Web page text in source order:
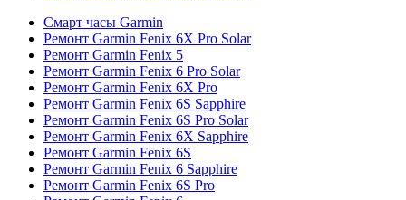
Смарт часы Garmin
Ремонт Garmin Fenix 6X Pro Solar
Ремонт Garmin Fenix 5
Ремонт Garmin Fenix 6 Pro Solar
Ремонт Garmin Fenix 6X Pro
Ремонт Garmin Fenix 6S Sapphire
Ремонт Garmin Fenix 6S Pro Solar
Ремонт Garmin Fenix 6X Sapphire
Ремонт Garmin Fenix 6S
Ремонт Garmin Fenix 6 Sapphire
Ремонт Garmin Fenix 6S Pro